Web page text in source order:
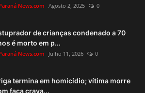
News.com Agosto 2, 2025 0
de crianças condenado a 70
é morto em p...
News.com Julho 11, 2026 0
termina em homicídio; vítima morre
faca crava...